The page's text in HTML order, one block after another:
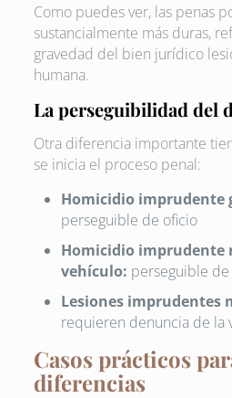
Como puedes ver, las penas
sustancialmente más duras,
gravedad del bien jurídico
humana.
La perseguibilidad del
Otra diferencia importante
se inicia el proceso penal:
Homicidio imprudente
perseguible de oficio
Homicidio imprudente
vehículo: perseguible
Lesiones imprudentes
requieren denuncia de la
Casos prácticos
diferencias